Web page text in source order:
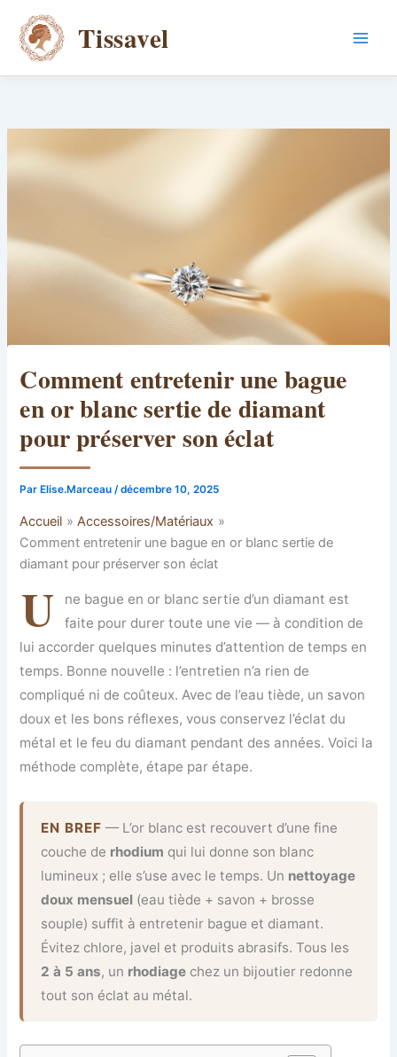
contenu
Tissavel
Comment entretenir une bague
en or blanc sertie de diamant
pour préserver son éclat
ParElise.Marceau /décembre 10, 2025
Accueil
Accessoires/Matériaux
Comment entretenir une bague en or blanc sertie de
diamant pour préserver son éclat
U
ne bague en or blanc sertie d’un diamant est
faite pour durer toute une vie — à condition de
lui accorder quelques minutes d’attention de temps en
temps. Bonne nouvelle : l’entretien n’a rien de
compliqué ni de coûteux. Avec de l’eau tiède, un savon
doux et les bons réflexes, vous conservez l’éclat du
métal et le feu du diamant pendant des années. Voici la
méthode complète, étape par étape.
EN BREF — L’or blanc est recouvert d’une fine
couche de rhodium qui lui donne son blanc
lumineux ; elle s’use avec le temps. Un nettoyage
doux mensuel (eau tiède + savon + brosse
souple) suffit à entretenir bague et diamant.
Évitez chlore, javel et produits abrasifs. Tous les
2 à 5 ans, un rhodiage chez un bijoutier redonne
tout son éclat au métal.